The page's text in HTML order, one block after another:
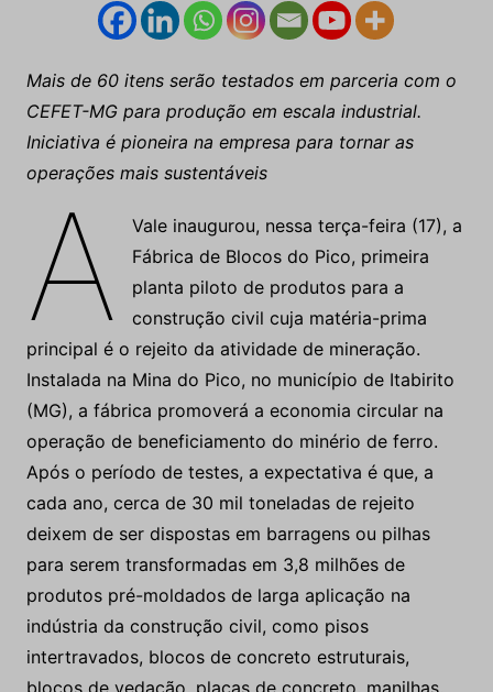
Mais de 60 itens serão testados em parceria com o
CEFET-MG para produção em escala industrial.
Iniciativa é pioneira na empresa para tornar as
operações mais sustentáveis
A
Vale inaugurou, nessa terça-feira (17), a
Fábrica de Blocos do Pico, primeira
planta piloto de produtos para a
construção civil cuja matéria-prima
principal é o rejeito da atividade de mineração.
Instalada na Mina do Pico, no município de Itabirito
(MG), a fábrica promoverá a economia circular na
operação de beneficiamento do minério de ferro.
Após o período de testes, a expectativa é que, a
cada ano, cerca de 30 mil toneladas de rejeito
deixem de ser dispostas em barragens ou pilhas
para serem transformadas em 3,8 milhões de